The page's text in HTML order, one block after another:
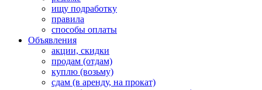
ищу подработку
правила
способы оплаты
Объявления
акции, скидки
продам (отдам)
куплю (возьму)
сдам (в аренду, на прокат)